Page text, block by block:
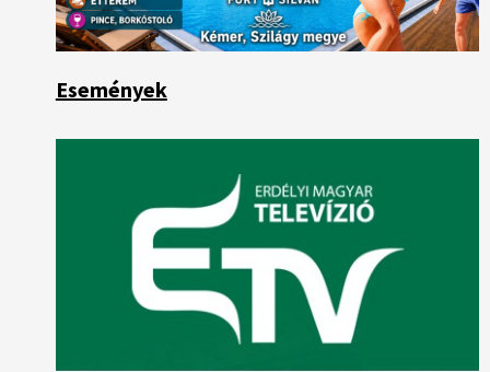
Események